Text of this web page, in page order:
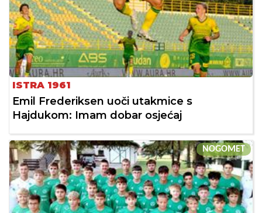
ISTRA 1961
Emil Frederiksen uoči utakmice s
Hajdukom: Imam dobar osjećaj
NOGOMET